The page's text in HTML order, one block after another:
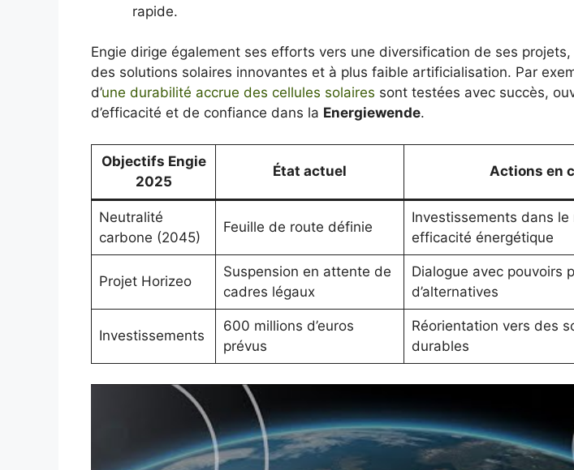
rapide.
Engie dirige également ses efforts vers une diversification de ses
des solutions solaires innovantes et à plus faible artificialisation. Par
d’une durabilité accrue des cellules solaires sont testées avec succès,
d’efficacité et de confiance dans la Energiewende.
Objectifs Engie
2025
État actuel Actions en
Neutralité
carbone (2045)
Feuille de route définie
Investissements dans
efficacité énergétique
Projet Horizeo
Suspension en attente de
cadres légaux
Dialogue avec pouvoirs
d’alternatives
Investissements
600 millions d’euros
prévus
Réorientation vers des
durables